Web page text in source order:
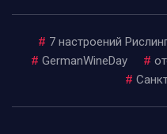
# 7 настроений
# GermanWineDay #
#